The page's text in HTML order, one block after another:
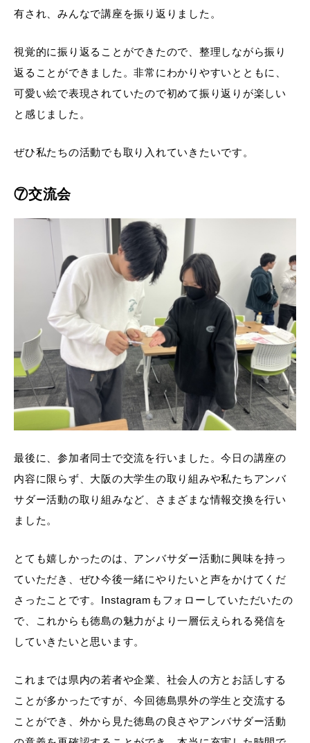
有され、みんなで講座を振り返りました。
視覚的に振り返ることができたので、整理しながら振り
返ることができました。非常にわかりやすいとともに、
可愛い絵で表現されていたので初めて振り返りが楽しい
と感じました。
ぜひ私たちの活動でも取り入れていきたいです。
⑦交流会
最後に、参加者同士で交流を行いました。今日の講座の
内容に限らず、大阪の大学生の取り組みや私たちアンバ
サダー活動の取り組みなど、さまざまな情報交換を行い
ました。
とても嬉しかったのは、アンバサダー活動に興味を持っ
ていただき、ぜひ今後一緒にやりたいと声をかけてくだ
さったことです。Instagramもフォローしていただいたの
で、これからも徳島の魅力がより一層伝えられる発信を
していきたいと思います。
これまでは県内の若者や企業、社会人の方とお話しする
ことが多かったですが、今回徳島県外の学生と交流する
ことができ、外から見た徳島の良さやアンバサダー活動